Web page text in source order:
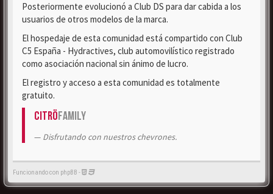
Posteriormente evolucionó a Club DS para dar cabida a los
usuarios de otros modelos de la marca.
El hospedaje de esta comunidad está compartido con Club
C5 España - Hydractives, club automovilístico registrado
como asociación nacional sin ánimo de lucro.
El registro y acceso a esta comunidad es totalmente
gratuito.
CitröFamily
Disfrutando con nuestros chevrones.
Funcionando con phpBB -